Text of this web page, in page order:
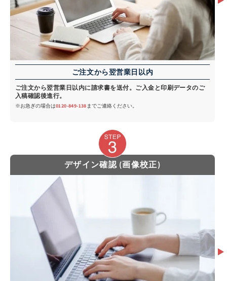
ご注文から翌営業日以内
ご注文から翌営業日以内に請求書を送付。ご入金と印刷データのご
入稿確認後進行。
※お急ぎの場合は0120-849-138 までご連絡ください。
デザイン確認 (画像校正)